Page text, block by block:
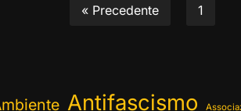
« Precedente 1
Antifascismo